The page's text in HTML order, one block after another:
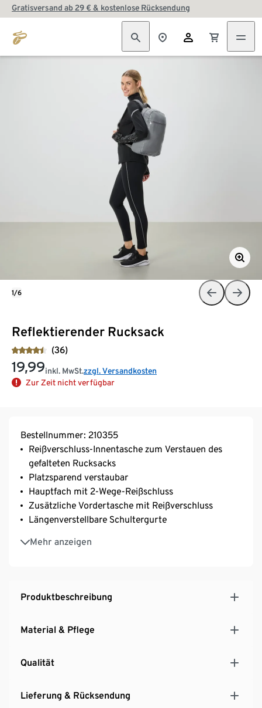
Gratisversand ab 29 € & kostenlose Rücksendung
Reflektierender Rucksack
(36)
19,99inkl. MwSt.zzgl. Versandkosten
Zur Zeit nicht verfügbar
1/6
Bestellnummer: 210355
Reißverschluss-Innentasche zum Verstauen des
gefalteten Rucksacks
Platzsparend verstaubar
Hauptfach mit 2-Wege-Reißschluss
Zusätzliche Vordertasche mit Reißverschluss
Längenverstellbare Schultergurte
Mehr anzeigen
Mit Trageschlaufe
Wasserabweisend
Produktbeschreibung
Material & Pflege
Qualität
Lieferung & Rücksendung